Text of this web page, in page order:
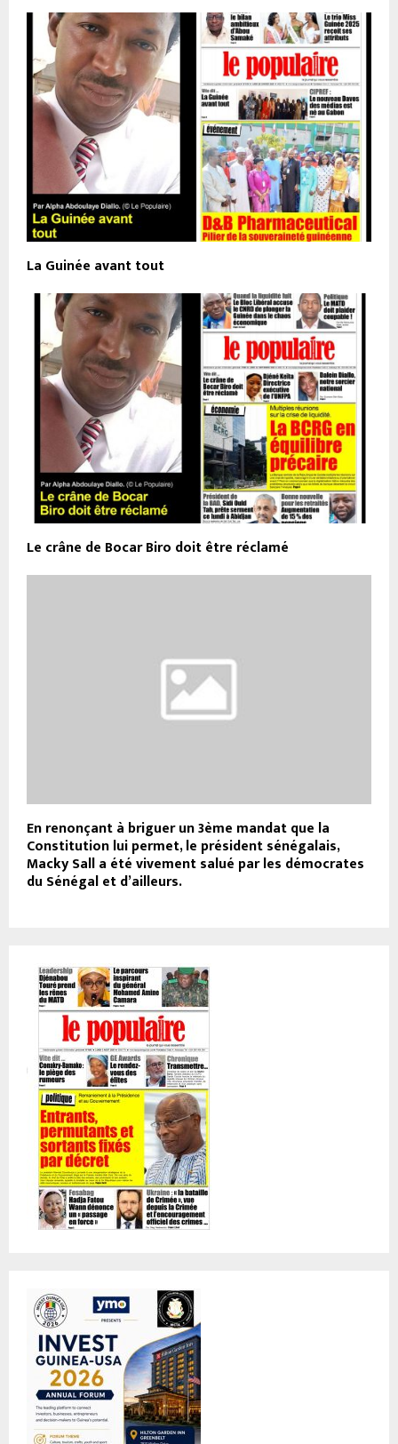
La Guinée avant tout
Le crâne de Bocar Biro doit être réclamé
En renonçant à briguer un 3ème mandat que la
Constitution lui permet, le président sénégalais,
Macky Sall a été vivement salué par les démocrates
du Sénégal et d’ailleurs.